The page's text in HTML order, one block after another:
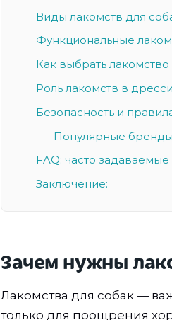
Виды лакомств для
Функциональные
Как выбрать
Роль лакомств в
Безопасность и
Популярные
FAQ: часто
Заключение:
Зачем нужны
Лакомства для собак —
только для поощрения